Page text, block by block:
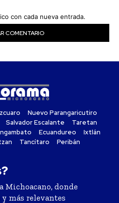
con cada nueva entrada.
Nuevo Parangaricutiro
Salvador Escalante
Taretan
Ecuandureo
Ixtlán
Tancítaro Peribán
Michoacano, donde
más relevantes